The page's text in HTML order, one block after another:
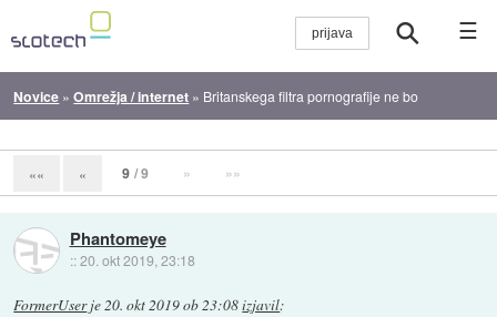
☰
Novice »Omrežja / internet » Britanskega filtra pornografije ne bo
«« « 9 / 9 » »»
Phantomeye
::20. okt 2019, 23:18
FormerUserje20. okt 2019 ob 23:08izjavil: